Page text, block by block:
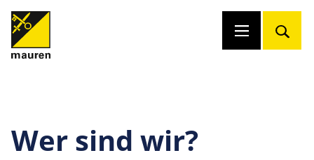
Wer sind wir?